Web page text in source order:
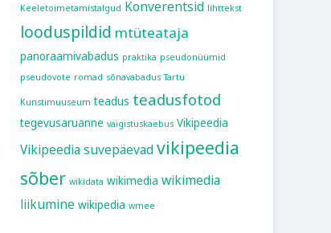
Keeletoimetamistalgud Konverentsid lihttekst
looduspildid mtüteataja
panoraamivabadus praktika pseudonüümid
pseudovote romad sõnavabadus Tartu
Kunstimuuseum teadus teadusfotod
tegevusaruanne vaigistuskaebus Vikipeedia
Vikipeedia suvepäevadvikipeedia
sõber wikidata wikimedia wikimedia
liikumine wikipedia wmee